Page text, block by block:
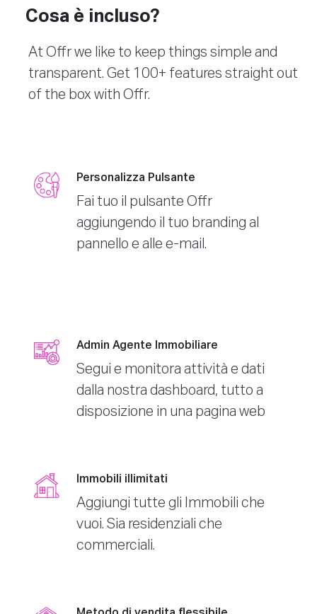
Cosa è incluso?
At Offr we like to keep things simple and
transparent. Get 100+ features straight out
of the box with Offr.
Personalizza Pulsante
Fai tuo il pulsante Offr
aggiungendo il tuo branding al
pannello e alle e-mail.
Admin Agente Immobiliare
Segui e monitora attività e dati
dalla nostra dashboard, tutto a
disposizione in una pagina web
Immobili illimitati
Aggiungi tutte gli Immobili che
vuoi. Sia residenziali che
commerciali.